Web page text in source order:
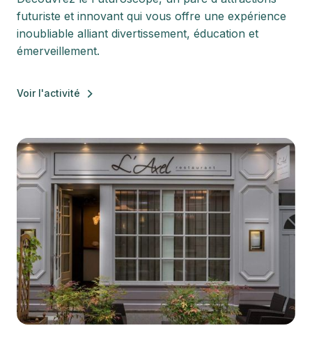
futuriste et innovant qui vous offre une expérience
inoubliable alliant divertissement, éducation et
émerveillement.
Voir l'activité